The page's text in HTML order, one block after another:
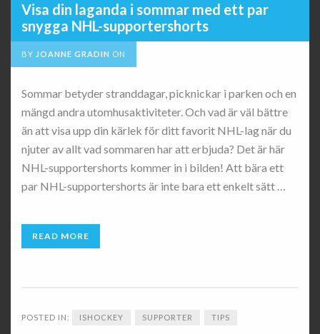
Visa din laganda i sommar med ett par
snygga NHL-supportershorts
BY JOANNE GRADIN ON
Sommar betyder stranddagar, picknickar i parken och en
mängd andra utomhusaktiviteter. Och vad är väl bättre
än att visa upp din kärlek för ditt favorit NHL-lag när du
njuter av allt vad sommaren har att erbjuda? Det är här
NHL-supportershorts kommer in i bilden! Att bära ett
par NHL-supportershorts är inte bara ett enkelt sätt …
READ MORE
POSTED IN: ISHOCKEY SUPPORTER TIPS